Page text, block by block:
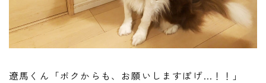
遼馬くん「ボクからも、お願いしますぽげ…！！」